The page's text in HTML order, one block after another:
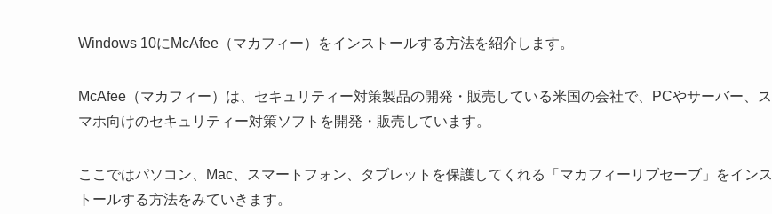
Windows 10にMcAfee（マカフィー）をインストールする方法を紹介します。
McAfee（マカフィー）は、セキュリティー対策製品の開発・販売している米国の会社で、PCやサーバー、ス
マホ向けのセキュリティー対策ソフトを開発・販売しています。
ここではパソコン、Mac、スマートフォン、タブレットを保護してくれる「マカフィーリブセーブ」をインス
トールする方法をみていきます。